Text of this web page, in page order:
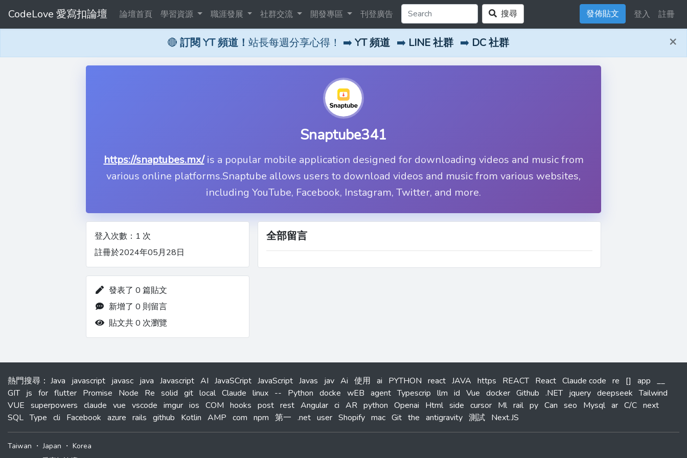
CodeLove 愛寫扣論壇 論壇首頁 學習資源 職涯發展 社群交流 開發專區 刊登廣告 搜尋 發佈貼文 登入 註冊
🔴 訂閱 YT 頻道！ 站長每週分享心得！ ➡️ YT 頻道 ➡️ LINE 社群 ➡️ DC 社群 ×
Snaptube341
https://snaptubes.mx/is a popular mobile application designed for downloading videos and music from
various online platforms.Snaptube allows users to download videos and music from various websites,
including YouTube, Facebook, Instagram, Twitter, and more.
登入次數：1 次
註冊於2024年05月28日
發表了 0 篇貼文
新增了 0 則留言
貼文共 0 次瀏覽
全部留言
熱門搜尋 ： Java javascript javasc java Javascript AI JavaSCript JavaScript Javas jav Ai 使用 ai PYTHON react JAVA https REACT React Claude code re [] app __
GIT js for flutter Promise Node Re solid git local Claude linux -- Python docke wEB agent Typescrip llm id Vue docker Github .NET jquery deepseek Tailwind
VUE superpowers claude vue vscode imgur ios COM hooks post rest Angular ci AR python Openai Html side cursor Ml rail py Can seo Mysql ar C/C next
SQL Type cli Facebook azure rails github Kotlin AMP com npm 第一 .net user Shopify mac Git the antigravity 測試 Next.JS
Taiwan ・Japan ・ Korea